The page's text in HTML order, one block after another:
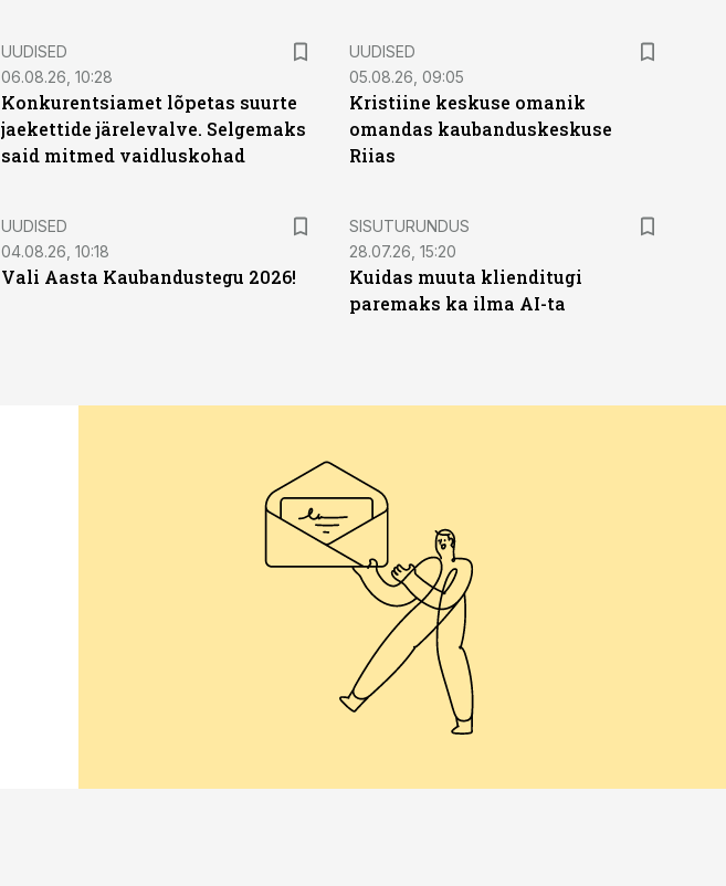
UUDISED
06.08.26, 10:28
Konkurentsiamet lõpetas suurte
jaekettide järelevalve. Selgemaks
said mitmed vaidluskohad
UUDISED
05.08.26, 09:05
Kristiine keskuse omanik
omandas kaubanduskeskuse
Riias
UUDISED
04.08.26, 10:18
Vali Aasta Kaubandustegu 2026!
ST
SISUTURUNDUS
28.07.26, 15:20
Kuidas muuta klienditugi
paremaks ka ilma AI-ta